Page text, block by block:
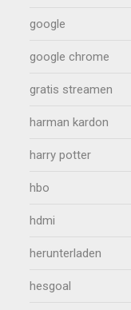
google
google chrome
gratis streamen
harman kardon
harry potter
hbo
hdmi
herunterladen
hesgoal